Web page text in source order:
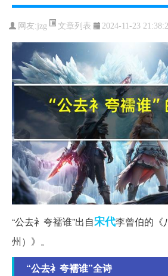
网友:jzg 文章列表 2024-11-23
“公去衤夸襦谁”出自宋代李曾伯的《
州）》。
“公去衤夸襦谁”全诗